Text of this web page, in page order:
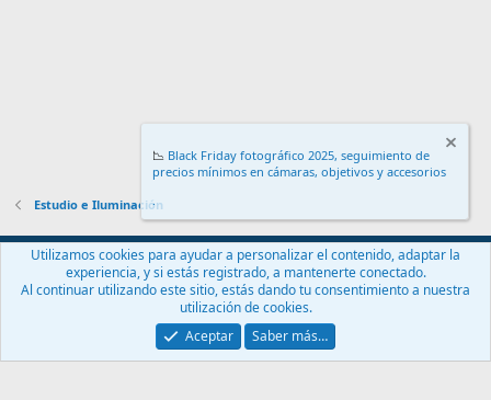
Estudio e Iluminación
Español (ES)
Contáctanos
Términos y reglas Política de privacidad
Ayuda
Community platform by XenForo® © 2010-2024 XenForo Ltd.
📉 Black Friday fotográfico 2025, seguimiento de
precios mínimos en cámaras, objetivos y accesorios
.
Utilizamos cookies para ayudar a personalizar el contenido, adaptar la
experiencia, y si estás registrado, a mantenerte conectado.
Al continuar utilizando este sitio, estás dando tu consentimiento a nuestra
utilización de cookies.
Aceptar
Saber más…